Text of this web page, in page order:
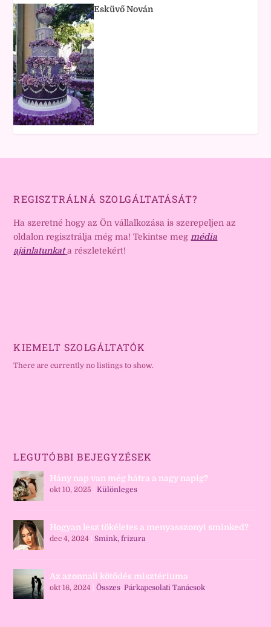
Esküvő Nován
REGISZTRÁLNÁ SZOLGÁLTATÁSÁT?
Ha szeretné hogy az Ön vállalkozása is szerepeljen az
oldalon regisztrálja még ma! Tekintse meg média
ajánlatunkat a részletekért!
KIEMELT SZOLGÁLTATÓK
There are currently no listings to show.
LEGUTÓBBI BEJEGYZÉSEK
Hány nap van még hátra a nagy napig?
okt 10, 2025 |Különleges
Hogyan lesz tökéletes a menyasszonyi sminked?
dec 4, 2024 |Smink, frizura
Az azonnali kötődés misztériuma
okt 16, 2024 |Összes,Párkapcsolati Tanácsok